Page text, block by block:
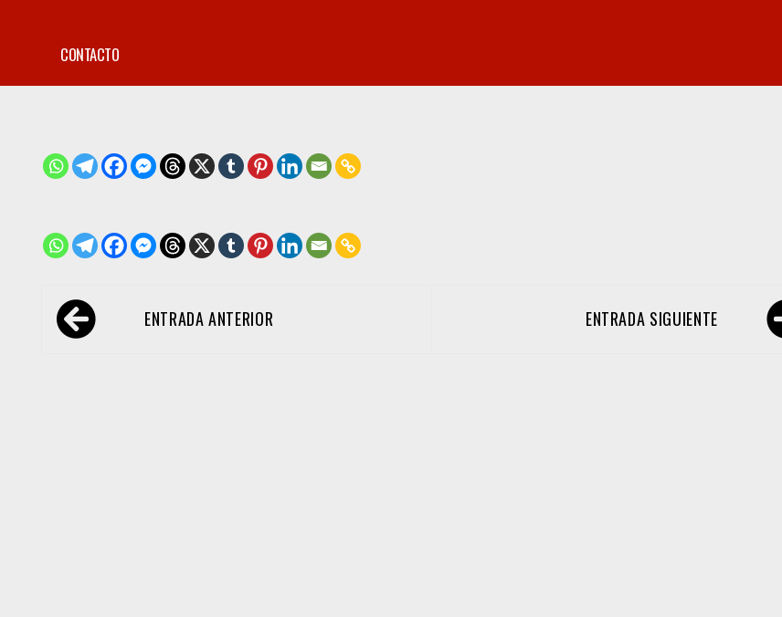
CONTACTO
Navegación
de ENTRADA ANTERIOR ENTRADA SIGUIENTE